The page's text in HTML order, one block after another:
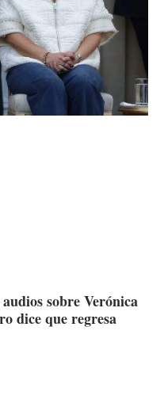
sobre Verónica
dice que regresa